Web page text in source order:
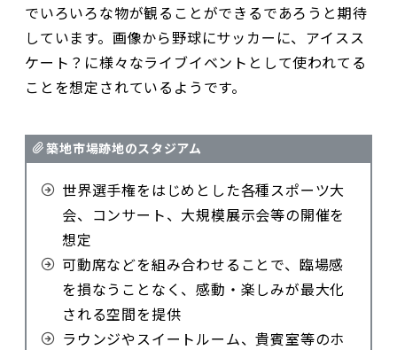
でいろいろな物が観ることができるであろうと期待
しています。画像から野球にサッカーに、アイスス
ケート？に様々なライブイベントとして使われてる
ことを想定されているようです。
築地市場跡地のスタジアム
世界選手権をはじめとした各種スポーツ大
会、コンサート、大規模展示会等の開催を
想定
可動席などを組み合わせることで、臨場感
を損なうことなく、感動・楽しみが最大化
される空間を提供
ラウンジやスイートルーム、貴賓室等のホ